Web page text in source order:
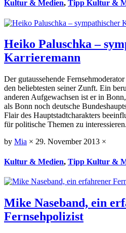
Kultur & Medien, Tipp Kultur &
Heiko Paluschka –
Karrieremann
Der gutaussehende
den beliebtesten seiner Zunft. Ein
anderen Aufgewachsen ist er in
als Bonn noch deutsche
Flair des Hauptstadtcharakters
für politische Themen zu
by Mia × 29. November 2013 ×
Kultur & Medien, Tipp Kultur &
Mike Naseband, ein
Fernsehpolizist